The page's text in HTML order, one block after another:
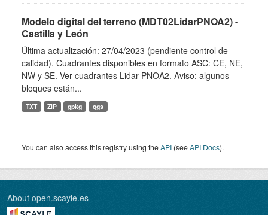
Modelo digital del terreno (MDT02LidarPNOA2) -
Castilla y León
Última actualización: 27/04/2023 (pendiente control de
calidad). Cuadrantes disponibles en formato ASC: CE, NE,
NW y SE. Ver cuadrantes Lidar PNOA2. Aviso: algunos
bloques están...
TXT ZIP gpkg qgs
You can also access this registry using theAPI (seeAPI Docs).
About open.scayle.es